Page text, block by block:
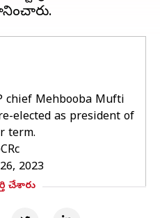
chief Mehbooba Mufti
elected as president of
term.
2023
చేశారు